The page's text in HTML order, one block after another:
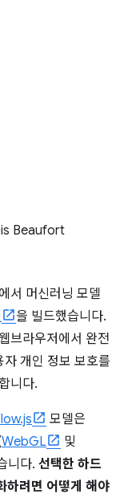
Beaufort
서 머신러닝 모델
을 빌드했습니다.
브라우저에서 완전
개인 정보 보호를
니다.
모델은
WebGL
및
니다. 선택한 하드
하려면 어떻게 해야